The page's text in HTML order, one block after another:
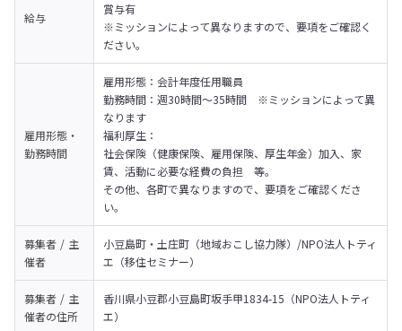
給与
賞与有
※ミッションによって異なりますので、要項をご確認く
ださい。
雇用形態・
勤務時間
雇用形態：会計年度任用職員
勤務時間：週30時間～35時間　※ミッションによって異
なります
福利厚生：
社会保険（健康保険、雇用保険、厚生年金）加入、家
賃、活動に必要な経費の負担　等。
その他、各町で異なりますので、要項をご確認くださ
い。
募集者 / 主
催者
小豆島町・土庄町（地域おこし協力隊）/NPO法人トティ
エ（移住セミナー）
募集者 / 主
催者の住所
香川県小豆郡小豆島町坂手甲1834-15（NPO法人トティ
エ）